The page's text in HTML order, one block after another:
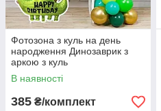
Фотозона з куль на день
народження Динозаврик з
аркою з куль
В наявності
385 ₴/комплект